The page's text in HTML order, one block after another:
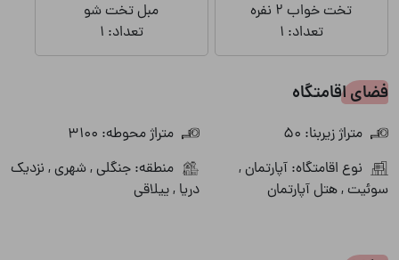
تخت خواب 2 نفره
تعداد: 1
مبل تخت شو
تعداد: 1
فضای اقامتگاه
متراژ زیربنا: 50
متراژ محوطه: 3100
نوع اقامتگاه: آپارتمان ,
سوئیت , هتل آپارتمان
منطقه: جنگلی , شهری , نزدیک
دریا , ییلاقی